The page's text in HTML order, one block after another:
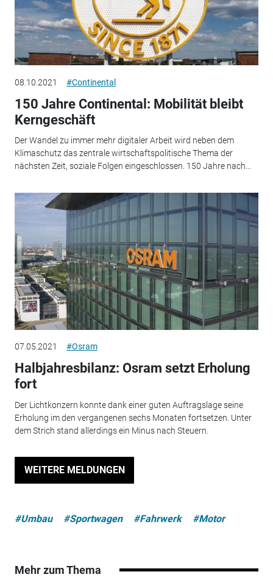
08.10.2021 #Continental
150 Jahre Continental: Mobilität bleibt
Kerngeschäft
Der Wandel zu immer mehr digitaler Arbeit wird neben dem
Klimaschutz das zentrale wirtschaftspolitische Thema der
nächsten Zeit, soziale Folgen eingeschlossen. 150 Jahre nach...
07.05.2021 #Osram
Halbjahresbilanz: Osram setzt Erholung
fort
Der Lichtkonzern konnte dank einer guten Auftragslage seine
Erholung im den vergangenen sechs Monaten fortsetzen. Unter
dem Strich stand allerdings ein Minus nach Steuern.
WEITERE MELDUNGEN
#Umbau #Sportwagen #Fahrwerk #Motor
Mehr zum Thema